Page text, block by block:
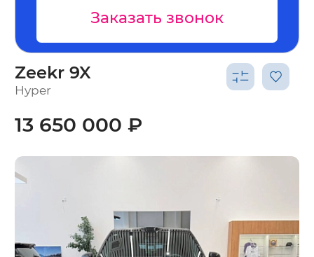
Заказать звонок
Zeekr 9X
Hyper
13 650 000 ₽